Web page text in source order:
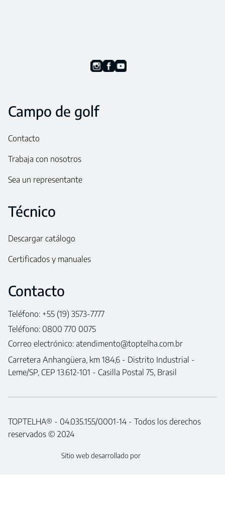
Técnico
Descargar catálogo
Certificados y manuales
Campo de golf
Contacto
Trabaja con nosotros
Sea un representante
Contacto
Teléfono: +55 (19) 3573-7777
Teléfono: 0800 770 0075
Correo electrónico: atendimento@toptelha.com.br
Carretera Anhangüera, km 184,6 - Distrito Industrial -
Leme/SP, CEP 13.612-101 - Casilla Postal 75, Brasil
TOPTELHA® - 04.035.155/0001-14 - Todos los derechos
reservados © 2024
Sitio web desarrollado por